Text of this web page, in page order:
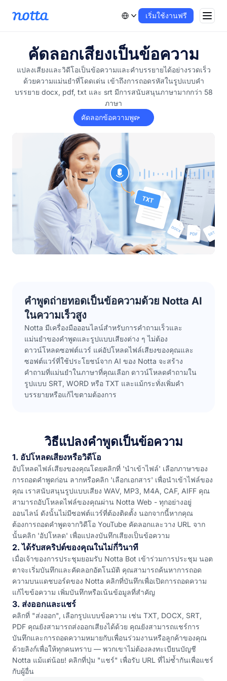
เริ่มใช้งานฟรี
คัดลอกเสียงเป็นข้อความ
แปลงเสียงและวิดีโอเป็นข้อความและคำบรรยายได้อย่างรวดเร็ว
ด้วยความแม่นยำที่โดดเด่น เข้าถึงการถอดรหัสในรูปแบบคำ
บรรยาย docx, pdf, txt และ srt มีการสนับสนุนภาษามากกว่า 58
ภาษา
คัดลอกข้อความพูด
คำพูดถ่ายทอดเป็นข้อความด้วย Notta AI
ในความเร็วสูง
Notta มีเครื่องมือออนไลน์สำหรับการคำถามเร็วและ
แม่นยำของคำพูดและรูปแบบเสียงต่าง ๆ ไม่ต้อง
ดาวน์โหลดซอฟต์แวร์ แค่อัปโหลดไฟล์เสียงของคุณและ
ซอฟต์แวร์ที่ใช้ประโยชน์จาก AI ของ Notta จะสร้าง
คำถามที่แม่นยำในภาษาที่คุณเลือก ดาวน์โหลดคำถามใน
รูปแบบ SRT, WORD หรือ TXT และแม้กระทั่งเพิ่มคำ
บรรยายหรือแก้ไขตามต้องการ
วิธีแปลงคำพูดเป็นข้อความ
1. อัปโหลดเสียงหรือวิดีโอ
อัปโหลดไฟล์เสียงของคุณโดยคลิกที่ 'นำเข้าไฟล์' เลือกภาษาของ
การถอดคำพูดก่อน ลากหรือคลิก 'เลือกเอกสาร' เพื่อนำเข้าไฟล์ของ
คุณ เราสนับสนุนรูปแบบเสียง WAV, MP3, M4A, CAF, AIFF คุณ
สามารถอัปโหลดไฟล์ของคุณผ่าน Notta Web - ทุกอย่างอยู่
ออนไลน์ ดังนั้นไม่มีซอฟต์แวร์ที่ต้องติดตั้ง นอกจากนี้หากคุณ
ต้องการถอดคำพูดจากวิดีโอ YouTube คัดลอกและวาง URL จาก
นั้นคลิก 'อัปโหลด' เพื่อแปลงบันทึกเสียงเป็นข้อความ
2. ได้รับสคริปต์ของคุณในไม่กี่วินาที
เมื่อเจ้าของการประชุมยอมรับ Notta Bot เข้าร่วมการประชุม นอต
ตาจะเริ่มบันทึกและคัดลอกอัตโนมัติ คุณสามารถค้นหาการถอด
ความบนแดชบอร์ดของ Notta คลิกที่บันทึกเพื่อเปิดการถอดความ
แก้ไขข้อความ เพิ่มบันทึกหรือเน้นข้อมูลที่สำคัญ
3. ส่งออกและแชร์
คลิกที่ "ส่งออก", เลือกรูปแบบข้อความ เช่น TXT, DOCX, SRT,
PDF คุณยังสามารถส่งออกเสียงได้ด้วย คุณยังสามารถแชร์การ
บันทึกและการถอดความหมายกับเพื่อนร่วมงานหรือลูกค้าของคุณ
ด้วยลิงก์เพื่อให้ทุกคนทราบ — พวกเขาไม่ต้องลงทะเบียนบัญชี
Notta แม้แต่น้อย! คลิกที่ปุ่ม "แชร์" เพื่อรับ URL ที่ไม่ซ้ำกันเพื่อแชร์
กับผู้อื่น